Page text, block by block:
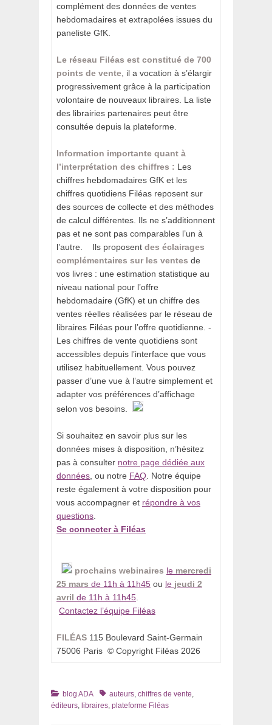
complément des données de ventes
hebdomadaires et extrapolées issues du
paneliste GfK.
Le réseau Filéas est constitué de 700
points de vente , il a vocation à s’élargir
progressivement grâce à la participation
volontaire de nouveaux libraires. La liste
des librairies partenaires peut être
consultée depuis la plateforme. ­
Information importante quant à
l’interprétation des chiffres : Les
chiffres hebdomadaires GfK et les
chiffres quotidiens Filéas reposent sur
des sources de collecte et des méthodes
de calcul différentes. Ils ne s’additionnent
pas et ne sont pas comparables l’un à
l’autre. Ils proposent des éclairages
complémentaires sur les ventes de
vos livres : une estimation statistique au
niveau national pour l’offre
hebdomadaire (GfK) et un chiffre des
ventes réelles réalisées par le réseau de
libraires Filéas pour l’offre quotidienne. ­
Les chiffres de vente quotidiens sont
accessibles depuis l’interface que vous
utilisez habituellement. Vous pouvez
passer d’une vue à l’autre simplement et
adapter vos préférences d’affichage
selon vos besoins. ­
Si souhaitez en savoir plus sur les
données mises à disposition, n’hésitez
pas à consulter notre page dédiée aux
données , ou notre FAQ . Notre équipe
reste également à votre disposition pour
vous accompagner et répondre à vos
questions
Se connecter à Filéas
prochains webinaires le mercredi
25 mars de 11h à 11h45 ou le jeudi 2
avril de 11h à 11h45
Contactez l’équipe Filéas
FILÉAS 115 Boulevard Saint-Germain
75006 Paris ­ © Copyright Filéas 2026
Catégories
blog ADA Tagsauteurs chiffres de vente
éditeurs libraires plateforme Filéas